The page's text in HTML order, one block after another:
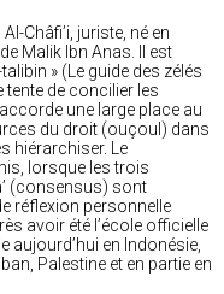
Châfi’i, juriste, né en
Malik Ibn Anas. Il est
» (Le guide des zélés
tente de concilier les
une large place au
du droit (ouçoul) dans
hiérarchiser. Le
lorsque les trois
(consensus) sont
réflexion personnelle
avoir été l’école officielle
aujourd’hui en Indonésie,
Palestine et en partie en